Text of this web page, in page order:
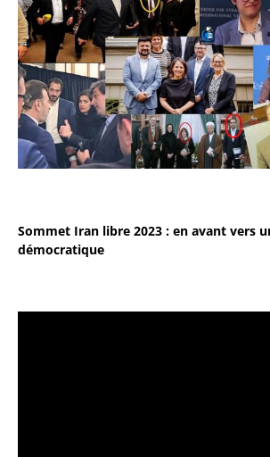
Sommet Iran libre 2023 : en avant vers
démocratique